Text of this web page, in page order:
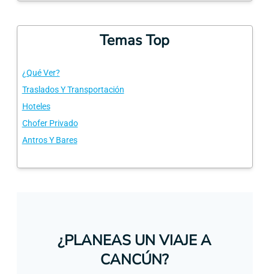
Temas Top
¿Qué Ver?
Traslados Y Transportación
Hoteles
Chofer Privado
Antros Y Bares
¿PLANEAS UN VIAJE A
CANCÚN?